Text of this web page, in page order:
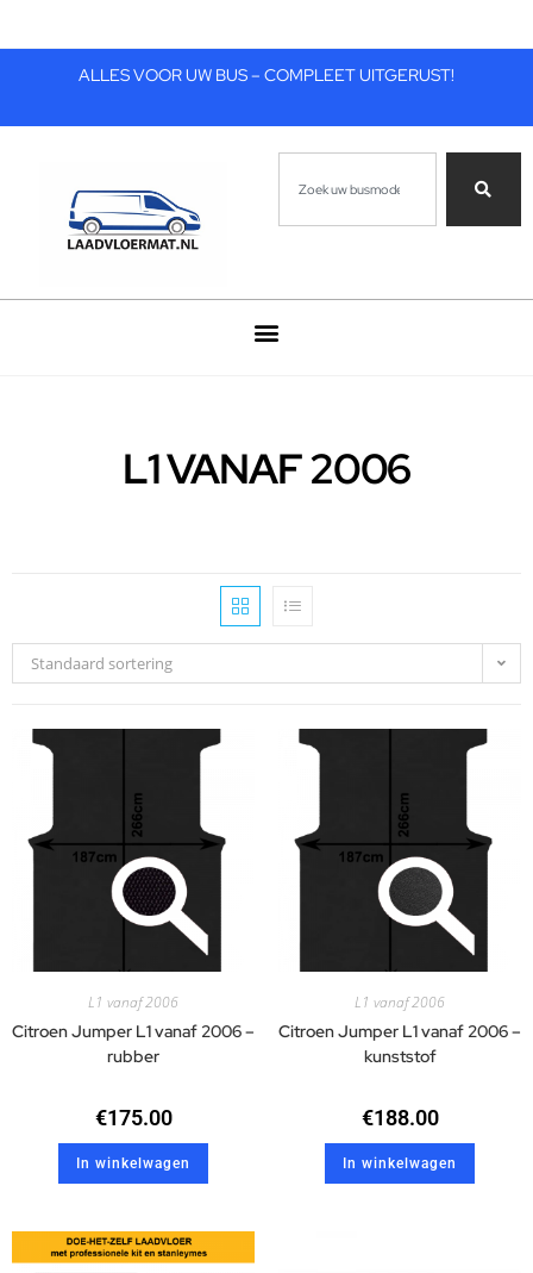
ALLES VOOR UW BUS – COMPLEET UITGERUST!
L1 VANAF 2006
Standaard sortering
L1 vanaf 2006
Citroen Jumper L1 vanaf 2006 –
rubber
€175.00
In winkelwagen
L1 vanaf 2006
Citroen Jumper L1 vanaf 2006 –
kunststof
€188.00
In winkelwagen